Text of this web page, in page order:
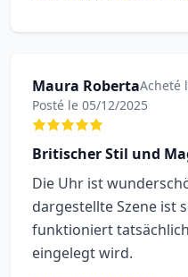
Maura RobertaAcheté
Posté le 05/12/2025
Britischer Stil und
Die Uhr ist
dargestellte Szene ist
funktioniert
eingelegt wird.